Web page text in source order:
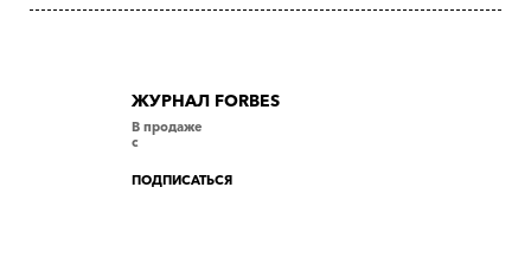
ЖУРНАЛ FORBES
В продаже
с
ПОДПИСАТЬСЯ